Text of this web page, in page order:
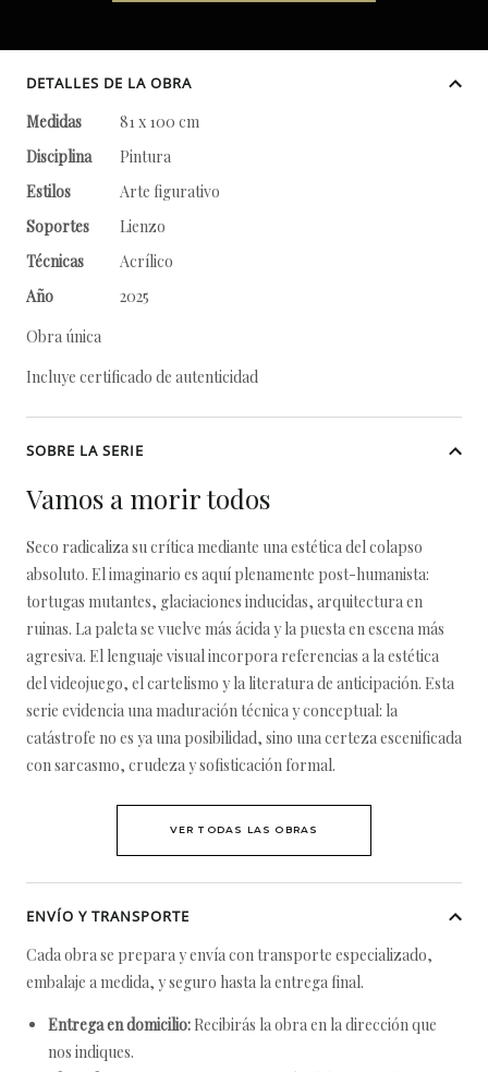
DETALLES DE LA OBRA
Medidas
81 x 100 cm
Disciplina
Pintura
Estilos
Arte figurativo
Soportes
Lienzo
Técnicas
Acrílico
Año
2025
Obra única
Incluye certificado de autenticidad
SOBRE LA SERIE
Vamos a morir todos
Seco radicaliza su crítica mediante una estética del colapso
absoluto. El imaginario es aquí plenamente post-humanista:
tortugas mutantes, glaciaciones inducidas, arquitectura en
ruinas. La paleta se vuelve más ácida y la puesta en escena más
agresiva. El lenguaje visual incorpora referencias a la estética
del videojuego, el cartelismo y la literatura de anticipación. Esta
serie evidencia una maduración técnica y conceptual: la
catástrofe no es ya una posibilidad, sino una certeza escenificada
con sarcasmo, crudeza y sofisticación formal.
VER TODAS LAS OBRAS
ENVÍO Y TRANSPORTE
Cada obra se prepara y envía con transporte especializado,
embalaje a medida, y seguro hasta la entrega final.
Entrega en domicilio: Recibirás la obra en la dirección que
nos indiques.